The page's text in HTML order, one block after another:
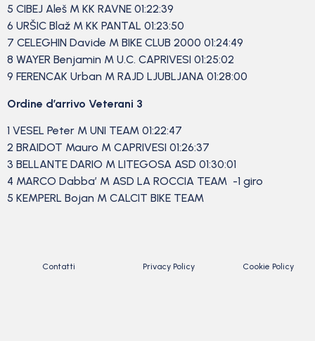
5 CIBEJ Aleš M KK RAVNE 01:22:39
6 URŠIC Blaž M KK PANTAL 01:23:50
7 CELEGHIN Davide M BIKE CLUB 2000 01:24:49
8 WAYER Benjamin M U.C. CAPRIVESI 01:25:02
9 FERENCAK Urban M RAJD LJUBLJANA 01:28:00
Ordine d’arrivo Veterani 3
1 VESEL Peter M UNI TEAM 01:22:47
2 BRAIDOT Mauro M CAPRIVESI 01:26:37
3 BELLANTE DARIO M LITEGOSA ASD 01:30:01
4 MARCO Dabba’ M ASD LA ROCCIA TEAM -1 giro
5 KEMPERL Bojan M CALCIT BIKE TEAM
Contatti Privacy Policy Cookie Policy